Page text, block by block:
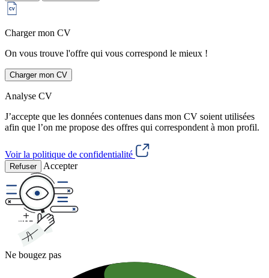
Charger mon CV
On vous trouve l'offre qui vous correspond le mieux !
Charger mon CV
Analyse CV
J’accepte que les données contenues dans mon CV soient utilisées
afin que l’on me propose des offres qui correspondent à mon profil.
Voir la politique de confidentialité
Refuser Accepter
Ne bougez pas